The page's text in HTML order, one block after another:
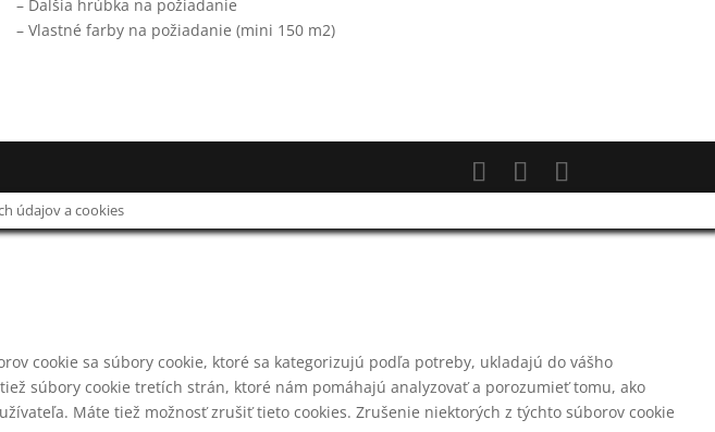
– Ďalšia hrúbka na požiadanie
– Vlastné farby na požiadanie (mini 150 m2)
údajov a cookies
cookie sa súbory cookie, ktoré sa kategorizujú podľa potreby, ukladajú do vášho
súbory cookie tretích strán, ktoré nám pomáhajú analyzovať a porozumieť tomu, ako
Máte tiež možnosť zrušiť tieto cookies. Zrušenie niektorých z týchto súborov cookie